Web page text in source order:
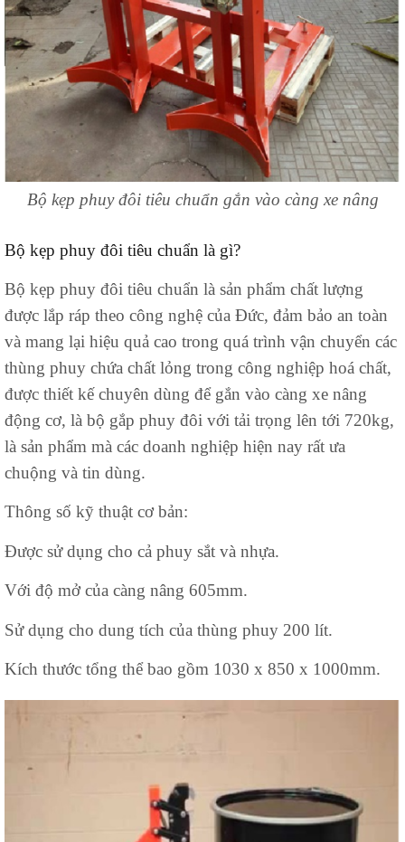
Bộ kẹp phuy đôi tiêu chuẩn gắn vào càng xe nâng
Bộ kẹp phuy đôi tiêu chuẩn là gì?
Bộ kẹp phuy đôi tiêu chuẩn là sản phẩm chất lượng
được lắp ráp theo công nghệ của Đức, đảm bảo an toàn
và mang lại hiệu quả cao trong quá trình vận chuyển các
thùng phuy chứa chất lỏng trong công nghiệp hoá chất,
được thiết kế chuyên dùng để gắn vào càng xe nâng
động cơ, là bộ gắp phuy đôi với tải trọng lên tới 720kg,
là sản phẩm mà các doanh nghiệp hiện nay rất ưa
chuộng và tin dùng.
Thông số kỹ thuật cơ bản:
Được sử dụng cho cả phuy sắt và nhựa.
Với độ mở của càng nâng 605mm.
Sử dụng cho dung tích của thùng phuy 200 lít.
Kích thước tổng thể bao gồm 1030 x 850 x 1000mm.